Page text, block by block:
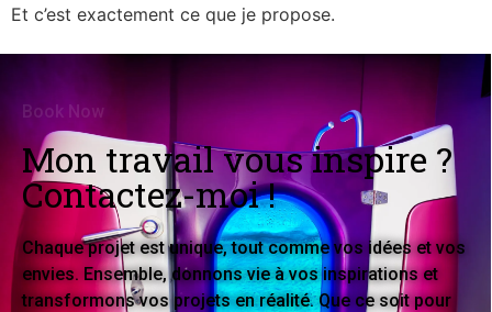
Et c’est exactement ce que je propose.
Mon travail vous inspire ?
Contactez-moi !
Book Now
Chaque projet est unique, tout comme vos idées et vos
envies. Ensemble, donnons vie à vos inspirations et
transformons vos projets en réalité. Que ce soit pour